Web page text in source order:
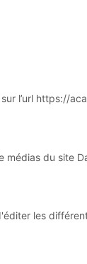
l’url https://
du site
les